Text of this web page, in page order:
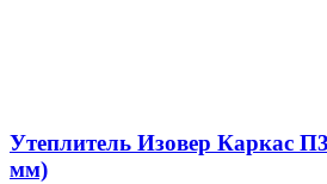
Утеплитель Изовер Каркас
мм)